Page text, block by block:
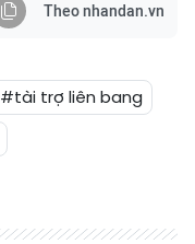
Theo nhandan.vn
#tài trợ liên bang